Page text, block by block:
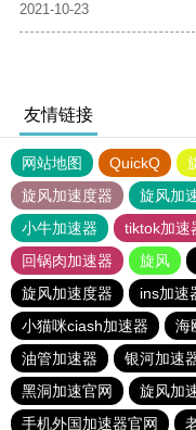
2021-10-23
友情链接
网站地图 QuickQ
旋风加速度器
旋风加
小牛加速器
tiktok加速
回锅肉加速器
旋风
旋风加速度器
ins加速
小猫咪ciash加速器
海
油管加速器
银河加速
黑洞加速官网
旋风加
手机外国加速器官网